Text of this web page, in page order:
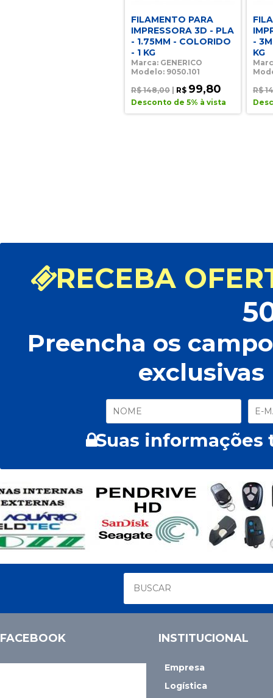
FILAMENTO PARA
IMPRESSORA 3D - PLA
- 1.75MM - COLORIDO
- 1 KG
Marca: GENERICO
Modelo: 9050.101
R$ 148,00
R$ 99,80
Desconto de 5% à vista
-
KG
R$
RECEBA
Preencha os
exclusivas
Suas informações
FACEBOOK INSTITUCIONAL
Empresa
Logística